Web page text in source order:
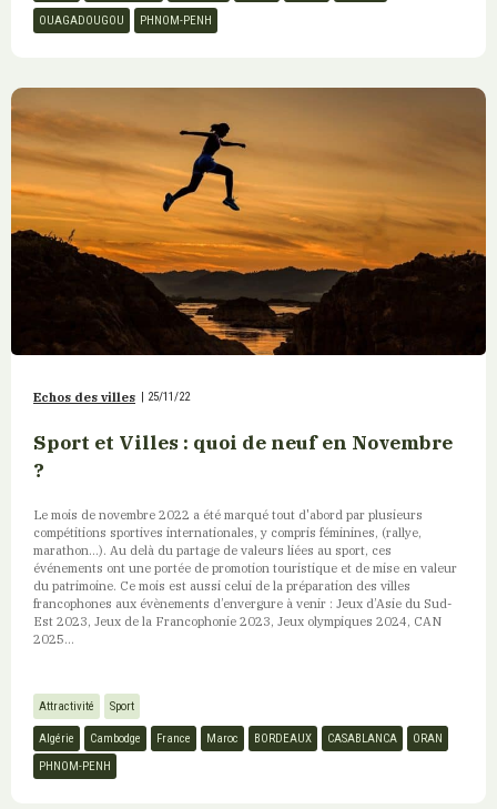
OUAGADOUGOU PHNOM-PENH
Echos des villes 25/11/22
Sport et Villes : quoi de neuf en Novembre
?
Le mois de novembre 2022 a été marqué tout d'abord par plusieurs
compétitions sportives internationales, y compris féminines, (rallye,
marathon...). Au delà du partage de valeurs liées au sport, ces
événements ont une portée de promotion touristique et de mise en valeur
du patrimoine. Ce mois est aussi celui de la préparation des villes
francophones aux évènements d’envergure à venir : Jeux d’Asie du Sud-
Est 2023, Jeux de la Francophonie 2023, Jeux olympiques 2024, CAN
2025...
Attractivité Sport
Algérie Cambodge France Maroc BORDEAUX CASABLANCA
ORAN
PHNOM-PENH